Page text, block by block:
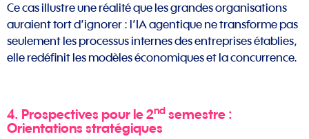
Ce cas illustre une réalité que les grandes organisations
auraient tort d’ignorer : l’IA agentique ne transforme pas
seulement les processus internes des entreprises établies,
elle redéfinit les modèles économiques et la concurrence.
4. Prospectives pour le2nd semestre :
Orientations stratégiques